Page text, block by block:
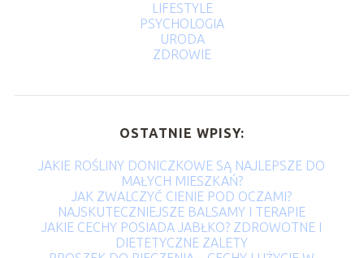
LIFESTYLE
PSYCHOLOGIA
URODA
ZDROWIE
OSTATNIE WPISY:
JAKIE ROŚLINY DONICZKOWE SĄ NAJLEPSZE DO
MAŁYCH MIESZKAŃ?
JAK ZWALCZYĆ CIENIE POD OCZAMI?
NAJSKUTECZNIEJSZE BALSAMY I TERAPIE
JAKIE CECHY POSIADA JABŁKO? ZDROWOTNE I
DIETETYCZNE ZALETY